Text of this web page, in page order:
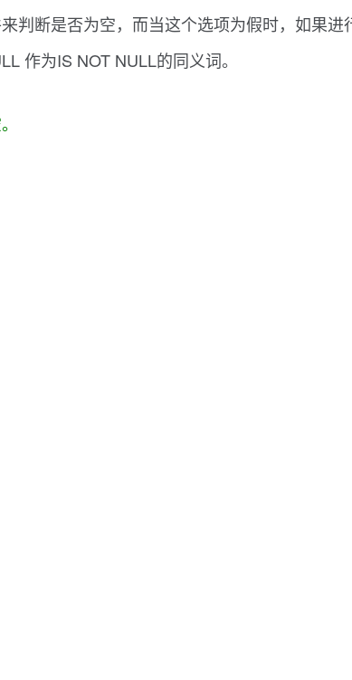
判断是否为空，而当这个选项为假时，如果
作为IS NOT NULL的同义词。